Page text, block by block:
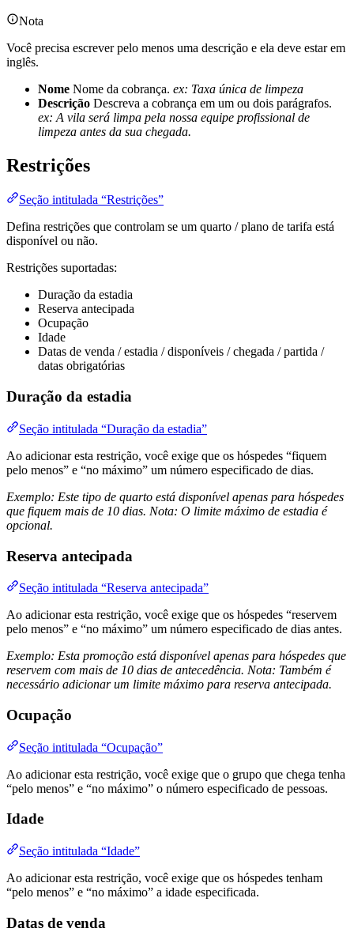
Nota
Você precisa escrever pelo menos uma descrição e ela deve estar em
inglês.
Nome Nome da cobrança. ex: Taxa única de limpeza
Descrição Descreva a cobrança em um ou dois parágrafos.
ex: A vila será limpa pela nossa equipe profissional de
limpeza antes da sua chegada.
Restrições
Seção intitulada “Restrições”
Defina restrições que controlam se um quarto / plano de tarifa está
disponível ou não.
Restrições suportadas:
Duração da estadia
Reserva antecipada
Ocupação
Idade
Datas de venda / estadia / disponíveis / chegada / partida /
datas obrigatórias
Duração da estadia
Seção intitulada “Duração da estadia”
Ao adicionar esta restrição, você exige que os hóspedes “fiquem
pelo menos” e “no máximo” um número especificado de dias.
Exemplo: Este tipo de quarto está disponível apenas para hóspedes
que fiquem mais de 10 dias. Nota: O limite máximo de estadia é
opcional.
Reserva antecipada
Seção intitulada “Reserva antecipada”
Ao adicionar esta restrição, você exige que os hóspedes “reservem
pelo menos” e “no máximo” um número especificado de dias antes.
Exemplo: Esta promoção está disponível apenas para hóspedes que
reservem com mais de 10 dias de antecedência. Nota: Também é
necessário adicionar um limite máximo para reserva antecipada.
Ocupação
Seção intitulada “Ocupação”
Ao adicionar esta restrição, você exige que o grupo que chega tenha
“pelo menos” e “no máximo” o número especificado de pessoas.
Idade
Seção intitulada “Idade”
Ao adicionar esta restrição, você exige que os hóspedes tenham
“pelo menos” e “no máximo” a idade especificada.
Datas de venda